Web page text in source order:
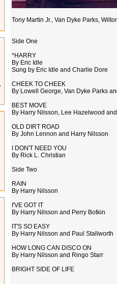
Tony Martin Jr., Van Dyke Parks,
Side One
*HARRY
By Eric Idle
Sung by Eric Idle and Charlie Dore
CHEEK TO CHEEK
By Lowell George, Van Dyke Parks
BEST MOVE
By Harry Nilsson, Lee Hazelwood
OLD DIRT ROAD
By John Lennon and Harry Nilsson
I DON'T NEED YOU
By Rick L. Christian
Side Two
RAIN
By Harry Nilsson
I'VE GOT IT
By Harry Nilsson and Perry Botkin
IT'S SO EASY
By Harry Nilsson and Paul Stallworth
HOW LONG CAN DISCO ON
By Harry Nilsson and Ringo Starr
BRIGHT SIDE OF LIFE